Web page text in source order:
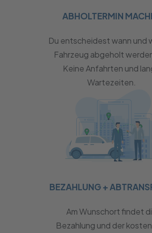
ABHOLTERMIN
Du entscheidest wann und
Fahrzeug abgeholt
Keine Anfahrten und
Wartezeiten.
BEZAHLUNG +
Am Wunschort findet
Bezahlung und der